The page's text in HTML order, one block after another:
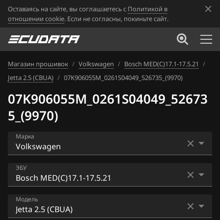
Оставаясь на сайте, вы соглашаетесь с Политикой в
отношении cookie. Если не согласны, покиньте сайт.
Магазин прошивок / Volkswagen / Bosch MED(C)17.1-17.5.21 /
Jetta 2.5 (CBUA) / 07K906055M_0261S04049_526735_(9970)
07K906055M_0261S04049_52673
5_(9970)
Марка
Acura
Alfa Romeo
ATLAS
ЭБУ
Bosch EDC16U1
Bosch EDC16U34
Модель